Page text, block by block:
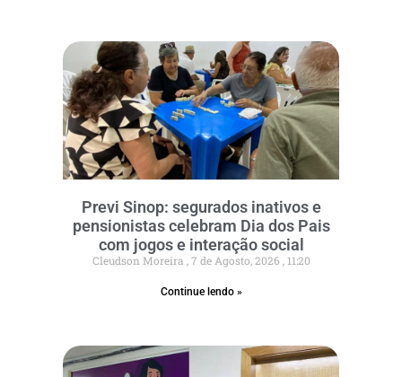
Previ Sinop: segurados inativos e
pensionistas celebram Dia dos Pais
com jogos e interação social
Cleudson Moreira 7 de Agosto, 2026 11:20
Continue lendo »